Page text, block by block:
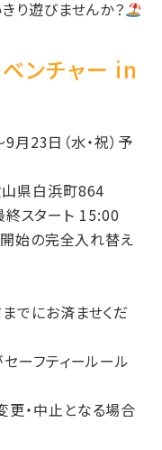
り遊びませんか？
ンチャー in
23日（水・祝）予
県白浜町864
スタート 15:00
始の完全入れ替え
でにお済ませくだ
ーフティールール
・中止となる場合